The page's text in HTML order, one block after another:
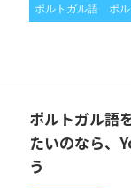
ポルトガル語 ポ
ポルトガル語
たいのなら、
う